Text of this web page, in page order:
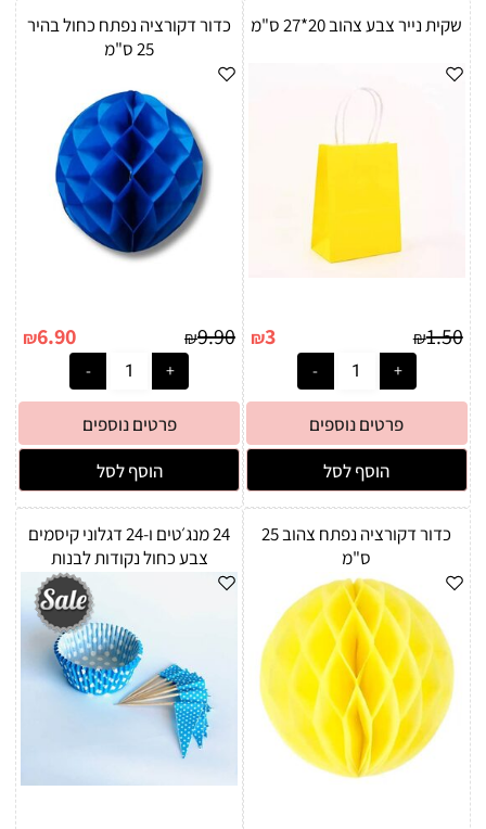
שקית נייר צבע צהוב 20*27 ס"מ
₪1.50
₪3
פרטים נוספים
הוסף לסל
כדור דקורציה נפתח כחול בהיר
25 ס"מ
₪9.90
₪6.90
פרטים נוספים
הוסף לסל
כדור דקורציה נפתח צהוב 25
ס"מ
24 מנג׳טים ו-24 דגלוני קיסמים
צבע כחול נקודות לבנות